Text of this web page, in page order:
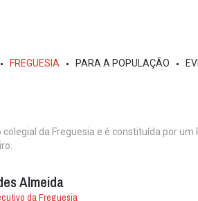
FREGUESIA PARA A POPULAÇÃO
da Freguesia e é constituída por
Almeida
da Freguesia